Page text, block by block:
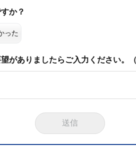
か？
った
がありましたらご入力ください。